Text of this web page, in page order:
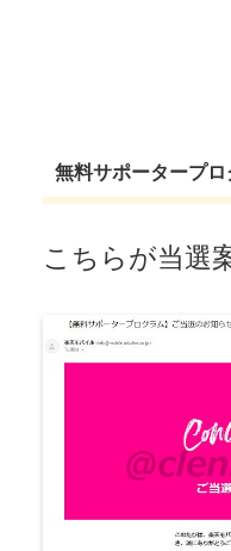
無料サポータープロ
こちらが当選